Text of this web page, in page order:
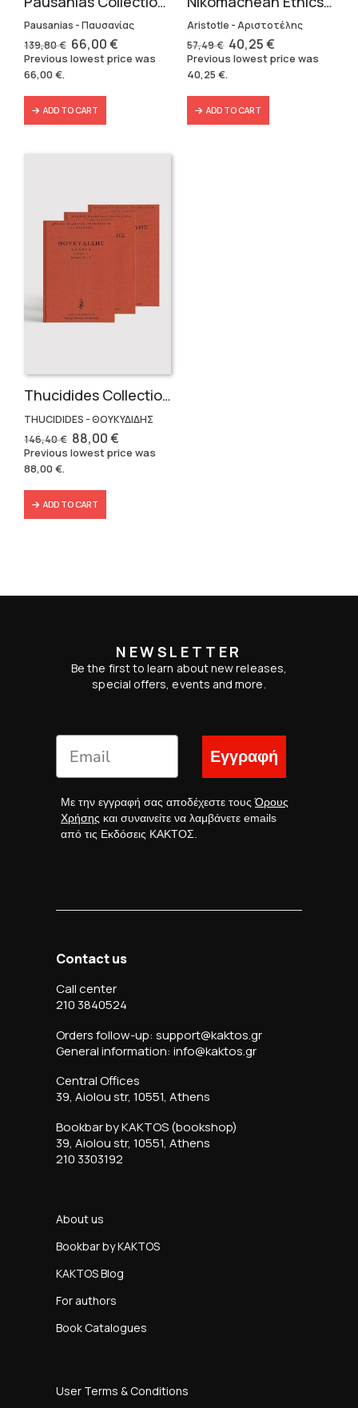
Pausanias - Παυσανίας
139,80€ Original
price
was:
66,00€Current
price
is:
Previous lowest price was
66,00€.
ADD TO CART
Aristotle - Αριστοτέλης
57,49€ Original
price
was:
57,49 €.
40,25€Current
price
is:
Previous lowest price was
40,25 €.
ADD TO CART
Thucidides Collection – Hardbound Edition (4 volumes)
THUCIDIDES - ΘΟΥΚΥΔΙΔΗΣ
146,40€ Original
price
was:
88,00€Current
price
is:
Previous lowest price was
88,00€.
ADD TO CART
NEWSLETTER
Be the first to learn about new releases,
special offers, events and more.
Εγγραφή
Με την εγγραφή σας αποδέχεστε τουςΌρους
Χρήσης και συναινείτε να λαμβάνετε emails
από τις Εκδόσεις ΚΑΚΤΟΣ.
Contact us
Call center
210 3840524
Orders follow-up: support@kaktos.gr
General information: info@kaktos.gr
Central Offices
39, Aiolou str, 10551, Athens
Bookbar by KAKTOS (bookshop)
39, Aiolou str, 10551, Athens
210 3303192
About us
Bookbar by KAKTOS
KAKTOS Blog
For authors
Book Catalogues
User Terms & Conditions